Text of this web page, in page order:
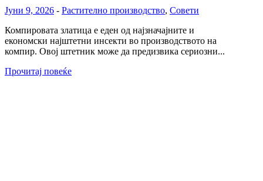
Јуни 9, 2026 - Растително производство, Совети
Компировата златица е еден од најзначајните и
економски најштетни инсекти во производството на
компир. Овој штетник може да предизвика сериозни...
Прочитај повеќе